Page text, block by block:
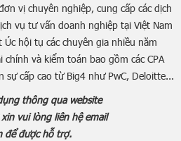
vị chuyên nghiệp, cung cấp các dịch
vụ tư vấn doanh nghiệp tại Việt Nam
hội tụ các chuyên gia nhiều năm
và kiểm toán bao gồm các CPA
sự cấp cao từ Big4 như PwC, Deloitte...
thông qua website
vui lòng liên hệ email
để được hỗ trợ.